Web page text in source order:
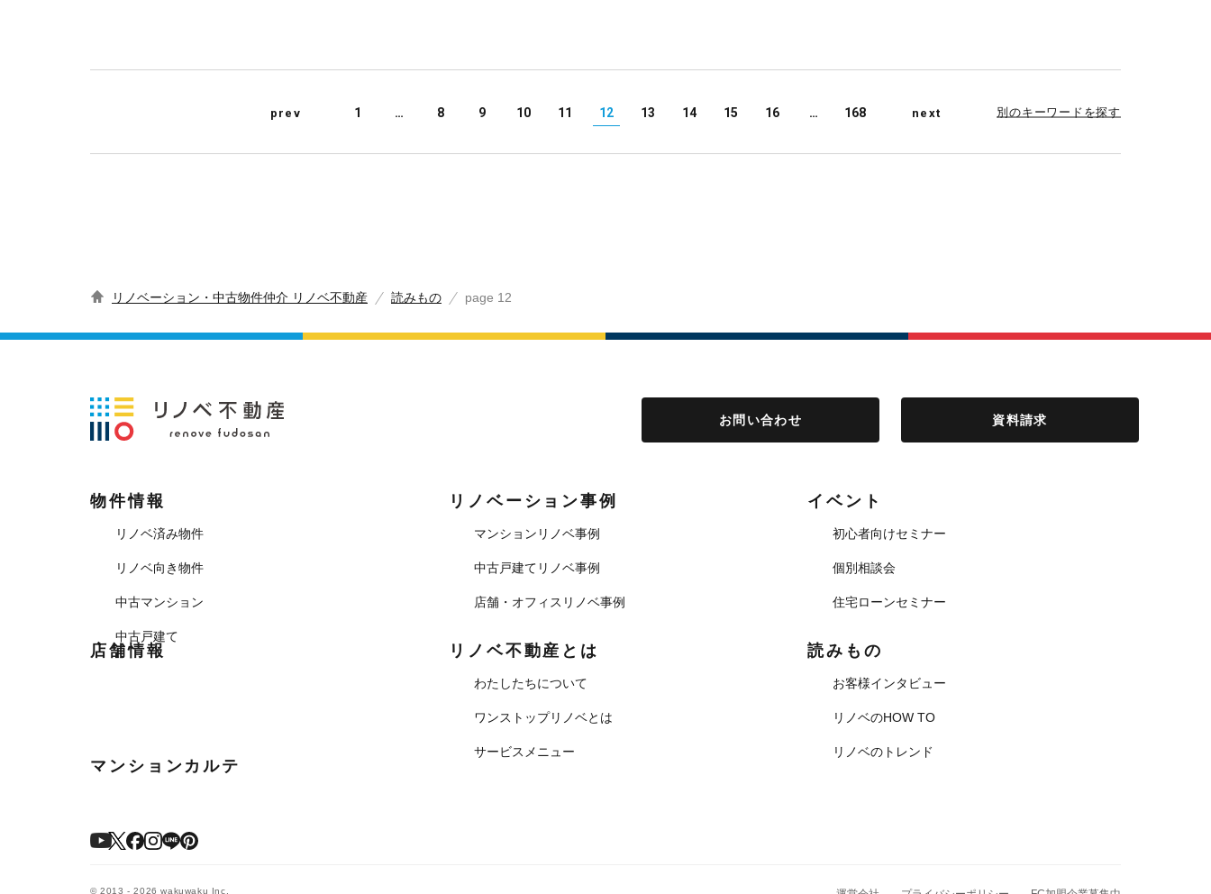
prev 1 … 8 9 10 11 12 13 14 15 16 … 168 next 別のキーワードを探す
リノベーション・中古物件仲介 リノベ不動産 読みもの page 12
お問い合わせ 資料請求
物件情報
リノベ済み物件
リノベ向き物件
中古マンション
中古戸建て
リノベーション事例
マンションリノベ事例
中古戸建てリノベ事例
店舗・オフィスリノベ事例
イベント
初心者向けセミナー
個別相談会
住宅ローンセミナー
店舗情報 リノベ不動産とは
わたしたちについて
ワンストップリノベとは
サービスメニュー
読みもの
お客様インタビュー
リノベのHOW TO
リノベのトレンド
マンションカルテ
© 2013 - 2026 wakuwaku Inc.